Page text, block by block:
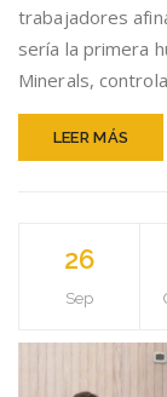
trabajadores
sería la primera
Minerals,
LEER MÁS
26
Sep